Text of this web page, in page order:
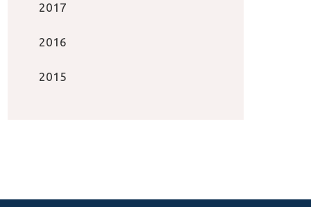
2017
2016
2015